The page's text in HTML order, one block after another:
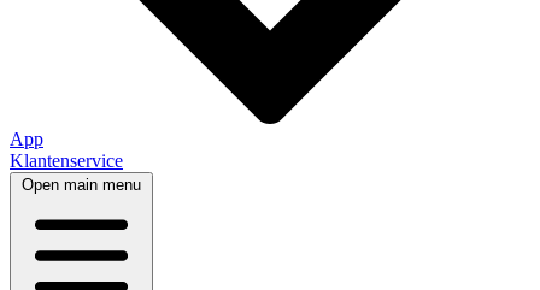
App
Klantenservice
Open main menu